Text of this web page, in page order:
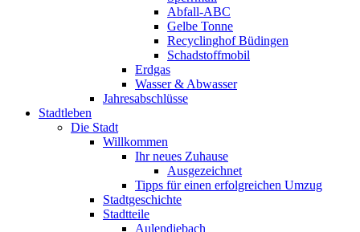
Abfall-ABC
Gelbe Tonne
Recyclinghof Büdingen
Schadstoffmobil
Erdgas
Wasser & Abwasser
Jahresabschlüsse
Stadtleben
Die Stadt
Willkommen
Ihr neues Zuhause
Ausgezeichnet
Tipps für einen erfolgreichen Umzug
Stadtgeschichte
Stadtteile
Aulendiebach